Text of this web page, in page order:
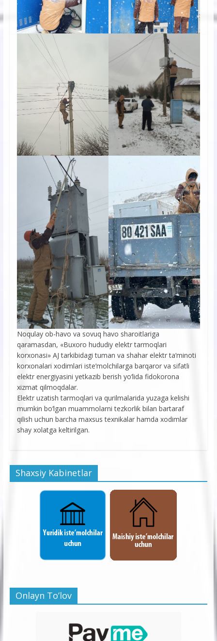
Noqulay ob-havo va sovuq havo sharoitlariga
qaramasdan, «Buxoro hududiy elektr tarmoqlari
korxonasi» AJ tarkibidagi tuman va shahar elektr ta’minoti
korxonalari xodimlari iste’molchilarga barqaror va sifatli
elektr energiyasini yetkazib berish yo‘lida fidokorona
xizmat qilmoqdalar.
Elektr uzatish tarmoqlari va qurilmalarida yuzaga kelishi
mumkin bo‘lgan muammolarni tezkorlik bilan bartaraf
qilish uchun barcha maxsus texnikalar hamda xodimlar
shay xolatga keltirilgan.
Shaxsiy Kabinetlar
Onlayn To’lov